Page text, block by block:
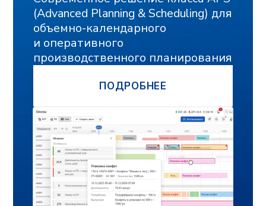
Продукты
Adeptik APS
Система расширенного (синхронного)
производственного планирования
MES: МТ.Производство
Система для оперативного управления
производством
Компания
О компании